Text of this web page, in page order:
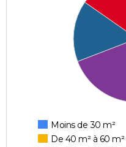
Moins de 30 m²
De 40 m² à 60 m²